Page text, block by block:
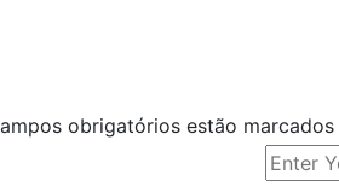
obrigatórios estão marcados